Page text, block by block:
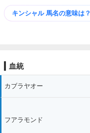
キンシャル 馬名の意味は？
血統
カブラヤオー
フアラモンド